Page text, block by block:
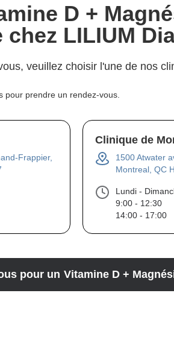
D +
LILIUM
veuillez choisir l'une de nos
pour prendre un rendez-vous.
Frappier,
Clinique de
1500 Atwater
Montreal, QC
Lundi -
9:00 - 12:30
14:00 - 17:00
pour un Vitamine D +